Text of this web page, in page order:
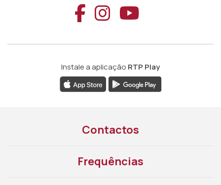
Aceder ao
Aceder ao
Aceder
Instale a aplicação RTP Play
Contactos
Frequências